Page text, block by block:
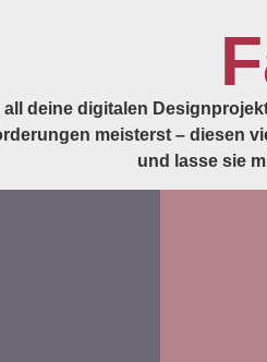
all deine digitalen
meisterst – diesen
und lasse sie